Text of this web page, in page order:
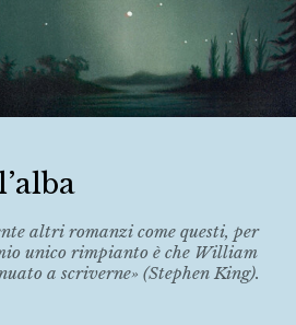
altri romanzi come questi, per
unico rimpianto è che William
a scriverne» (Stephen King).